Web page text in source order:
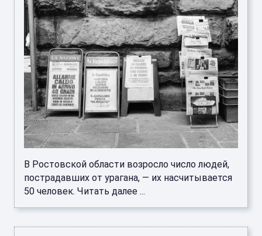
В Ростовской области возросло число людей,
пострадавших от урагана, — их насчитывается
50 человек. Читать далее ...